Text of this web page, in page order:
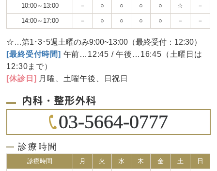
10:00～13:00 － ○ ○ ○ ○ ☆ －
14:00～17:00 － ○ ○ ○ ○ － －
☆…第1･3･5週土曜のみ9:00~13:00（最終受付：12:30）
[最終受付時間] 午前…12:45 / 午後…16:45（土曜日は
12:30まで）
[休診日] 月曜、土曜午後、日祝日
内科・整形外科
03-5664-0777
診療時間
診療時間 月 火 水 木 金 土 日